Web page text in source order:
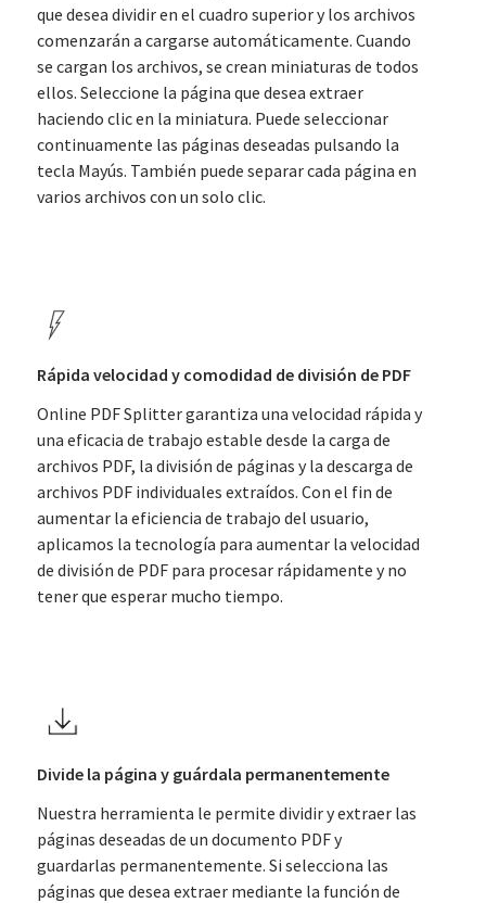
que desea dividir en el cuadro superior y los archivos
comenzarán a cargarse automáticamente. Cuando
se cargan los archivos, se crean miniaturas de todos
ellos. Seleccione la página que desea extraer
haciendo clic en la miniatura. Puede seleccionar
continuamente las páginas deseadas pulsando la
tecla Mayús. También puede separar cada página en
varios archivos con un solo clic.
Rápida velocidad y comodidad de división de PDF
Online PDF Splitter garantiza una velocidad rápida y
una eficacia de trabajo estable desde la carga de
archivos PDF, la división de páginas y la descarga de
archivos PDF individuales extraídos. Con el fin de
aumentar la eficiencia de trabajo del usuario,
aplicamos la tecnología para aumentar la velocidad
de división de PDF para procesar rápidamente y no
tener que esperar mucho tiempo.
Divide la página y guárdala permanentemente
Nuestra herramienta le permite dividir y extraer las
páginas deseadas de un documento PDF y
guardarlas permanentemente. Si selecciona las
páginas que desea extraer mediante la función de